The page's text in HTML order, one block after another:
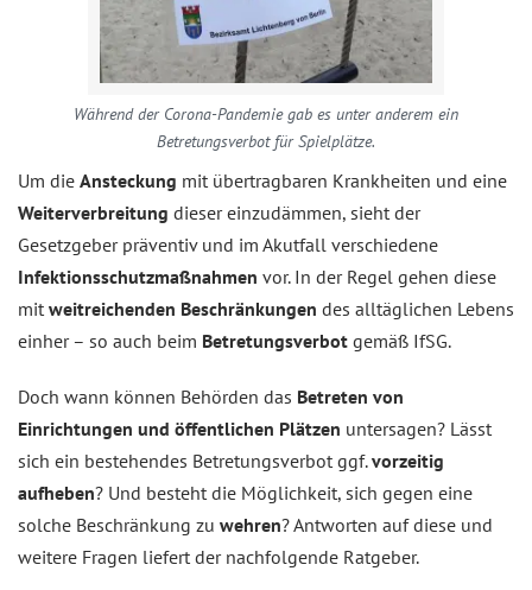
Während der Corona-Pandemie gab es unter anderem ein
Betretungsverbot für Spielplätze.
Um die Ansteckung mit übertragbaren Krankheiten und eine
Weiterverbreitung dieser einzudämmen, sieht der
Gesetzgeber präventiv und im Akutfall verschiedene
Infektionsschutzmaßnahmen vor. In der Regel gehen diese
mit weitreichenden Beschränkungen des alltäglichen Lebens
einher – so auch beim Betretungsverbot gemäß IfSG.
Doch wann können Behörden das Betreten von
Einrichtungen und öffentlichen Plätzen untersagen? Lässt
sich ein bestehendes Betretungsverbot ggf.vorzeitig
aufheben? Und besteht die Möglichkeit, sich gegen eine
solche Beschränkung zu wehren? Antworten auf diese und
weitere Fragen liefert der nachfolgende Ratgeber.